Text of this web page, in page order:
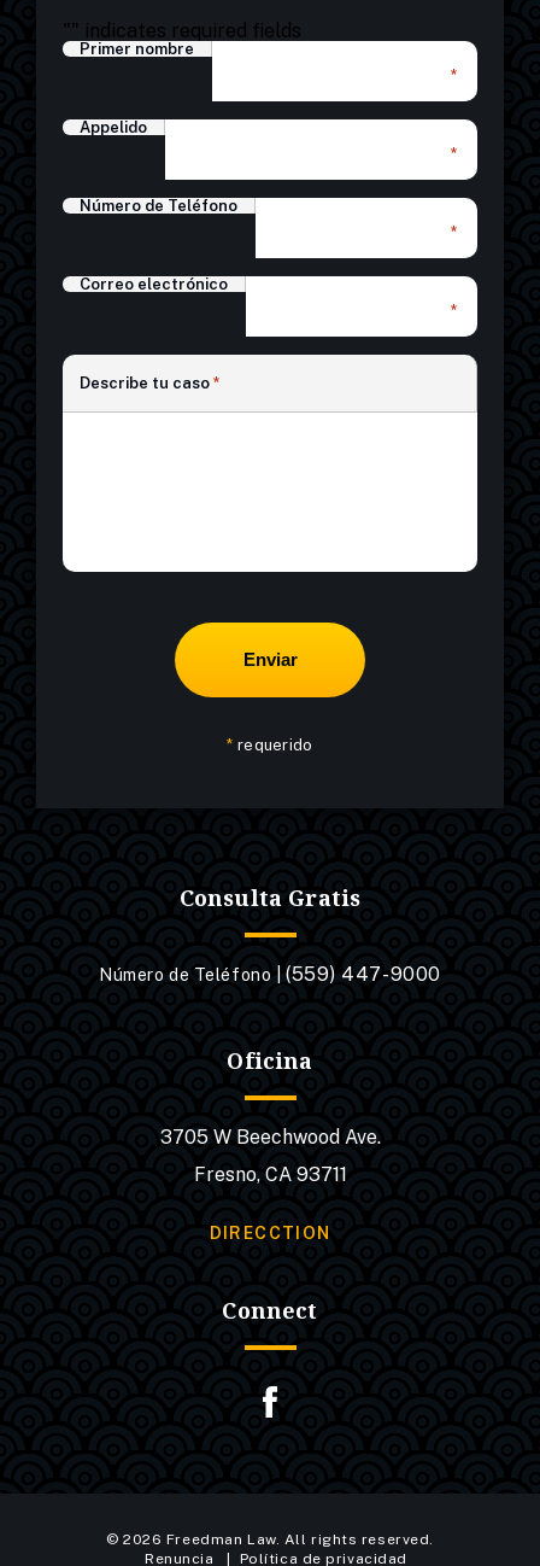
"" indicates required fields
Primer nombre
*
Appelido
*
Número de Teléfono
*
Correo electrónico
*
Describe tu caso *
* requerido
Consulta Gratis
Número de Teléfono | (559) 447-9000
Oficina
3705 W Beechwood Ave.
Fresno, CA 93711
DIRECCTION
Connect
© 2026 Freedman Law. All rights reserved.
Renuncia
Política de privacidad